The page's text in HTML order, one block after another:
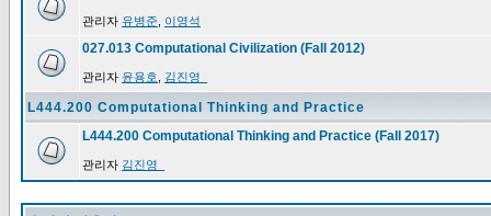
관리자 유병준 이영석
027.013 Computational Civilization (Fall 2012)
관리자 윤용호 김진영_
L444.200 Computational Thinking and Practice
L444.200 Computational Thinking and Practice (Fall 2017)
관리자 김진영_